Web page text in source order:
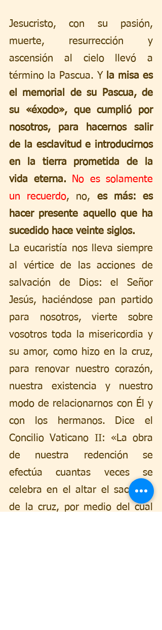
Jesucristo, con su pasión,
muerte, resurrección y
ascensión al cielo llevó a
término la Pascua. Y la misa es
el memorial de su Pascua, de
su «éxodo», que cumplió por
nosotros, para hacernos salir
de la esclavitud e introducirnos
en la tierra prometida de la
vida eterna.
No es solamente
un recuerdo, no, es más: es
hacer presente aquello que ha
sucedido hace veinte siglos.
La eucaristía nos lleva siempre
al vértice de las acciones de
salvación de Dios: el Señor
Jesús, haciéndose pan partido
para nosotros, vierte sobre
vosotros toda la misericordia y
su amor, como hizo en la cruz,
para renovar nuestro corazón,
nuestra existencia y nuestro
modo de relacionarnos con Él y
con los hermanos. Dice el
Concilio Vaticano II: «La obra
de nuestra redención se
efectúa cuantas veces se
celebra en el altar el sacrificio
de la cruz, por medio del cual